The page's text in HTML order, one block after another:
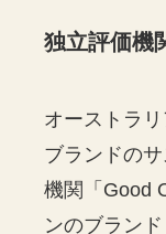
独立評価機
オーストラ
ブランドの
機関「Good
ンのブラン